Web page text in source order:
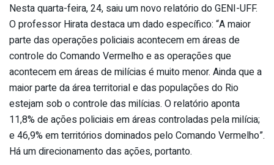
Nesta quarta-feira, 24, saiu um novo relatório do GENI-UFF.
O professor Hirata destaca um dado específico: “A maior
parte das operações policiais acontecem em áreas de
controle do Comando Vermelho e as operações que
acontecem em áreas de milícias é muito menor. Ainda que a
maior parte da área territorial e das populações do Rio
estejam sob o controle das milícias. O relatório aponta
11,8% de ações policiais em áreas controladas pela milícia;
e 46,9% em territórios dominados pelo Comando Vermelho”.
Há um direcionamento das ações, portanto.